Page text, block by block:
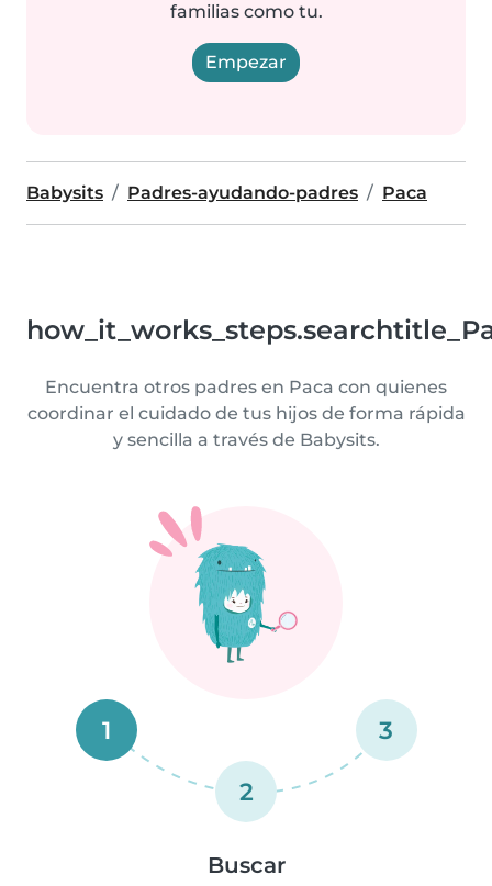
familias como tu.
Empezar
Babysits Padres-ayudando-padres Paca
Encuentra otros padres en Paca con quienes
coordinar el cuidado de tus hijos de forma rápida
y sencilla a través de Babysits.
1
2
3
Buscar